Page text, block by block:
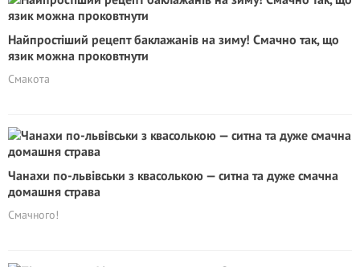
Найпростіший рецепт баклажанів на зиму! Смачно так, що
язик можна проковтнути
Смакота
Чанахи по-львівськи з квасолькою — ситна та дуже смачна
домашня страва
Смачного!